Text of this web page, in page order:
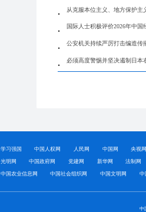
从克服本位主义、地方保护主
国际人士积极评价2026年中国
公安机关持续严厉打击编造传
必须高度警惕并坚决遏制日本
学习强国 中国人权网 人民网 中国网 央视
光明网 中国政府网 党建网 新华网 法制网
中国农业信息网 中国社会组织网 中国文明网 中
中